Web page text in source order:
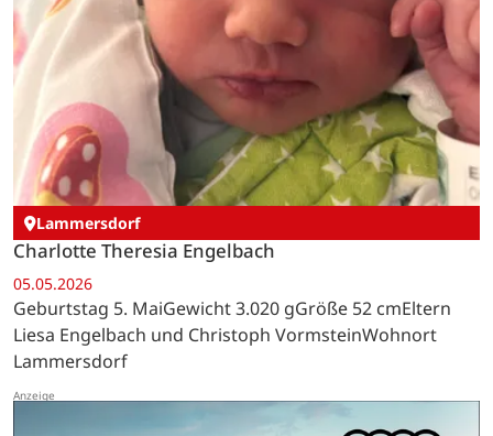
Lammersdorf
Charlotte Theresia Engelbach
05.05.2026
Geburtstag 5. MaiGewicht 3.020 gGröße 52 cmEltern
Liesa Engelbach und Christoph VormsteinWohnort
Lammersdorf